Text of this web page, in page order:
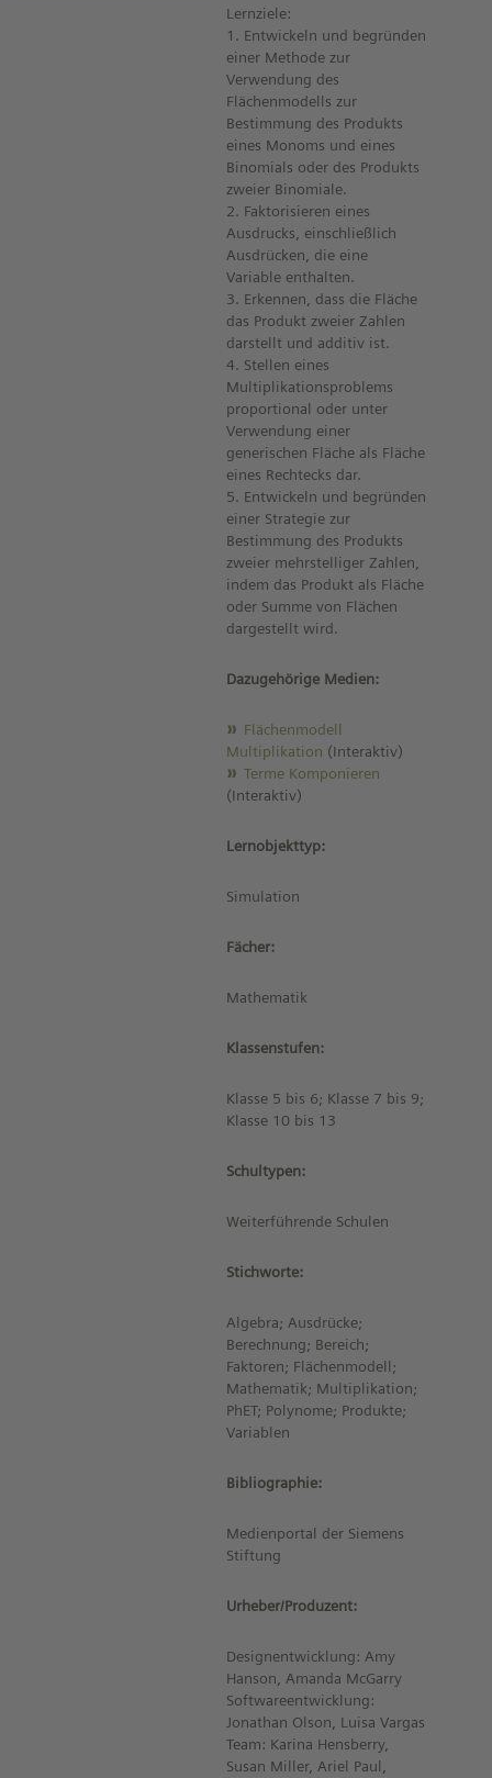
Lernziele:
1. Entwickeln und begründen
einer Methode zur
Verwendung des
Flächenmodells zur
Bestimmung des Produkts
eines Monoms und eines
Binomials oder des Produkts
zweier Binomiale.
2. Faktorisieren eines
Ausdrucks, einschließlich
Ausdrücken, die eine
Variable enthalten.
3. Erkennen, dass die Fläche
das Produkt zweier Zahlen
darstellt und additiv ist.
4. Stellen eines
Multiplikationsproblems
proportional oder unter
Verwendung einer
generischen Fläche als Fläche
eines Rechtecks dar.
5. Entwickeln und begründen
einer Strategie zur
Bestimmung des Produkts
zweier mehrstelliger Zahlen,
indem das Produkt als Fläche
oder Summe von Flächen
dargestellt wird.
Dazugehörige Medien:
Flächenmodell
Multiplikation (Interaktiv)
Terme Komponieren
(Interaktiv)
Lernobjekttyp:
Simulation
Fächer:
Mathematik
Klassenstufen:
Klasse 5 bis 6; Klasse 7 bis 9;
Klasse 10 bis 13
Schultypen:
Weiterführende Schulen
Stichworte:
Algebra; Ausdrücke;
Berechnung; Bereich;
Faktoren; Flächenmodell;
Mathematik; Multiplikation;
PhET; Polynome; Produkte;
Variablen
Bibliographie:
Medienportal der Siemens
Stiftung
Urheber/Produzent:
Designentwicklung: Amy
Hanson, Amanda McGarry
Softwareentwicklung:
Jonathan Olson, Luisa Vargas
Team: Karina Hensberry,
Susan Miller, Ariel Paul,